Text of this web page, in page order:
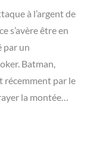
à l’argent de
s’avère être en
par un
Batman,
récemment par le
la montée…